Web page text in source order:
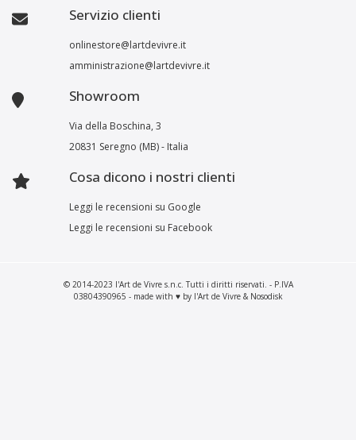
Servizio clienti
onlinestore@lartdevivre.it
amministrazione@lartdevivre.it
Showroom
Via della Boschina, 3
20831 Seregno (MB) - Italia
Cosa dicono i nostri clienti
Leggi le recensioni su Google
Leggi le recensioni su Facebook
© 2014-2023 l'Art de Vivre s.n.c. Tutti i diritti riservati. - P.IVA
03804390965 - made with ♥ by l'Art de Vivre & Nosodisk